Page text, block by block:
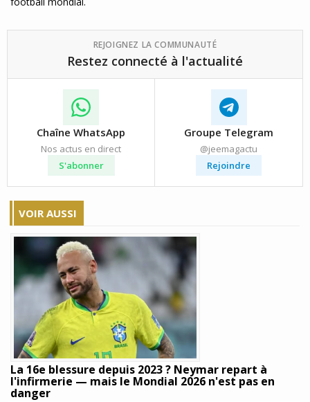
REJOIGNEZ LA COMMUNAUTÉ
Restez connecté à l'actualité
Chaîne WhatsApp
Nos actus en direct
S'abonner
Groupe Telegram
@jeemagactu
Rejoindre
VOIR AUSSI
La 16e blessure depuis 2023 ? Neymar repart à
l'infirmerie — mais le Mondial 2026 n'est pas en
danger